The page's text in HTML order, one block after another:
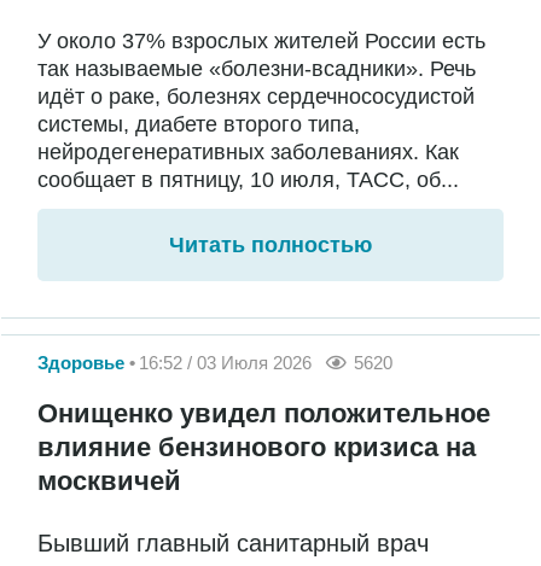
У около 37% взрослых жителей России есть
так называемые «болезни-всадники». Речь
идёт о раке, болезнях сердечнососудистой
системы, диабете второго типа,
нейродегенеративных заболеваниях. Как
сообщает в пятницу, 10 июля, ТАСС, об...
Читать полностью
Здоровье 16:52 / 03 Июля 2026 5620
Онищенко увидел положительное
влияние бензинового кризиса на
москвичей
Бывший главный санитарный врач